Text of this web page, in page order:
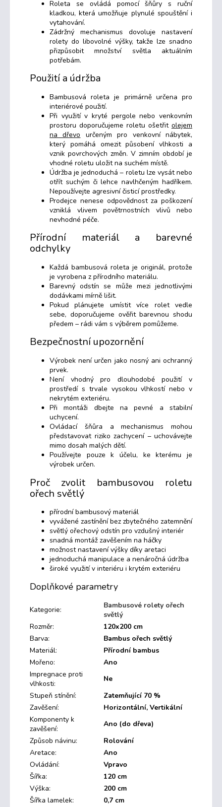
Roleta se ovládá pomocí šňůry s ruční
kladkou, která umožňuje plynulé spouštění i
vytahování.
Zádržný mechanismus dovoluje nastavení
rolety do libovolné výšky, takže lze snadno
přizpůsobit množství světla aktuálním
potřebám.
Použití a údržba
Bambusová roleta je primárně určena pro
interiérové použití.
Při využití v kryté pergole nebo venkovním
prostoru doporučujeme roletu ošetřit olejem
na dřevo určeným pro venkovní nábytek,
který pomáhá omezit působení vlhkosti a
vznik povrchových změn. V zimním období je
vhodné roletu uložit na suchém místě.
Údržba je jednoduchá – roletu lze vysát nebo
otřít suchým či lehce navlhčeným hadříkem.
Nepoužívejte agresivní čisticí prostředky.
Prodejce nenese odpovědnost za poškození
vzniklá vlivem povětrnostních vlivů nebo
nevhodné péče.
Přírodní materiál a barevné
odchylky
Každá bambusová roleta je originál, protože
je vyrobena z přírodního materiálu.
Barevný odstín se může mezi jednotlivými
dodávkami mírně lišit.
Pokud plánujete umístit více rolet vedle
sebe, doporučujeme ověřit barevnou shodu
předem – rádi vám s výběrem pomůžeme.
Bezpečnostní upozornění
Výrobek není určen jako nosný ani ochranný
prvek.
Není vhodný pro dlouhodobé použití v
prostředí s trvale vysokou vlhkostí nebo v
nekrytém exteriéru.
Při montáži dbejte na pevné a stabilní
uchycení.
Ovládací šňůra a mechanismus mohou
představovat riziko zachycení – uchovávejte
mimo dosah malých dětí.
Používejte pouze k účelu, ke kterému je
výrobek určen.
Proč zvolit bambusovou roletu
ořech světlý
přírodní bambusový materiál
vyvážené zastínění bez zbytečného zatemnění
světlý ořechový odstín pro vzdušný interiér
snadná montáž zavěšením na háčky
možnost nastavení výšky díky aretaci
jednoduchá manipulace a nenáročná údržba
široké využití v interiéru i krytém exteriéru
Doplňkové parametry
Kategorie:
Bambusové rolety ořech
světlý
Rozměr:
120x200 cm
Barva:
Bambus ořech světlý
Materiál:
Přírodní bambus
Mořeno:
Ano
Impregnace proti
vlhkosti:
Ne
Stupeň stínění:
Zatemňující 70 %
Zavěšení:
Horizontální, Vertikální
Komponenty k
zavěšení:
Ano (do dřeva)
Způsob návinu:
Rolování
Aretace:
Ano
Ovládání:
Vpravo
Šířka:
120 cm
Výška:
200 cm
Šířka lamelek:
0,7 cm